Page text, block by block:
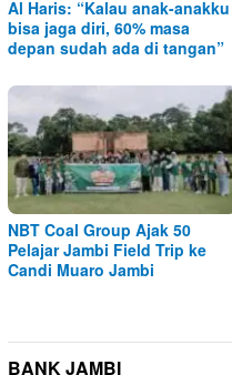
Al Haris: “Kalau anak-anakku
bisa jaga diri, 60% masa
depan sudah ada di tangan”
NBT Coal Group Ajak 50
Pelajar Jambi Field Trip ke
Candi Muaro Jambi
BANK JAMBI